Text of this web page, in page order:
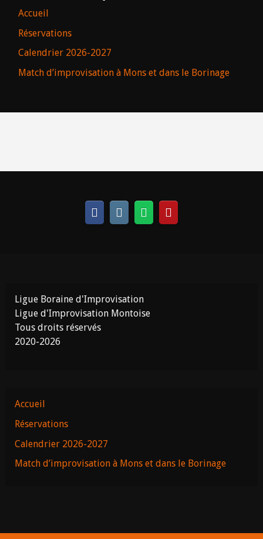
Accueil
Réservations
Calendrier 2026-2027
Match d’improvisation à Mons et dans le Borinage
Ligue Boraine d'Improvisation
Ligue d'Improvisation Montoise
Tous droits réservés
2020-2026
Accueil
Réservations
Calendrier 2026-2027
Match d’improvisation à Mons et dans le Borinage